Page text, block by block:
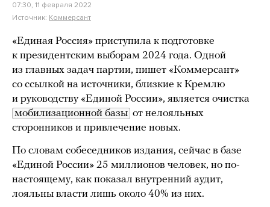
07:30, 11 февраля 2022
Источник: Коммерсант
«Единая Россия» приступила к подготовке
к президентским выборам 2024 года. Одной
из главных задач партии, пишет «Коммерсант»
со ссылкой на источники, близкие к Кремлю
и руководству «Единой России», является очистка
мобилизационной базы от нелояльных
сторонников и привлечение новых.
По словам собеседников издания, сейчас в базе
«Единой России» 25 миллионов человек, но по-
настоящему, как показал внутренний аудит,
лояльны власти лишь около 40% из них.